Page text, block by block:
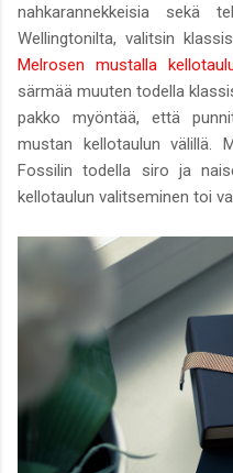
nahkarannekkeisia sekä
Wellingtonilta, valitsin
Melrosen mustalla
särmää muuten todella
pakko myöntää, että
mustan kellotaulun välillä.
Fossilin todella siro ja
kellotaulun valitseminen toi